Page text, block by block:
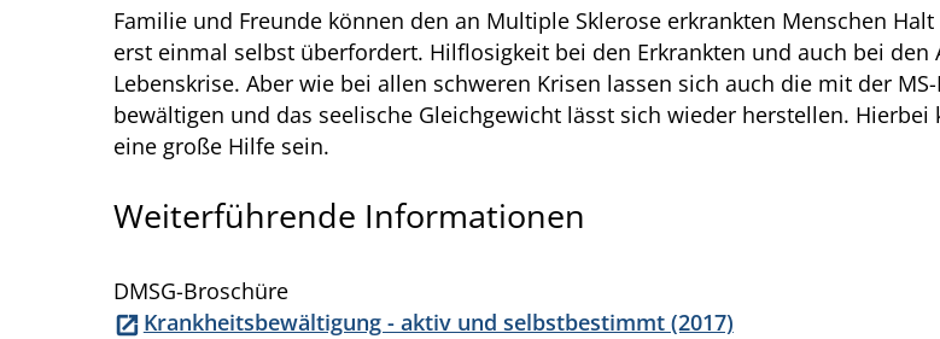
Familie und Freunde können den an Multiple Sklerose erkrankten Menschen
erst einmal selbst überfordert. Hilflosigkeit bei den Erkrankten und auch bei
Lebenskrise. Aber wie bei allen schweren Krisen lassen sich auch die mit der
bewältigen und das seelische Gleichgewicht lässt sich wieder herstellen.
eine große Hilfe sein.
Weiterführende Informationen
DMSG-Broschüre
Krankheitsbewältigung - aktiv und selbstbestimmt (2017)